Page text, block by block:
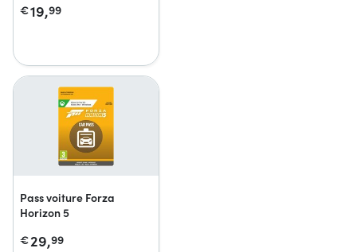
€19,99
Pass voiture Forza
Horizon 5
€29,99